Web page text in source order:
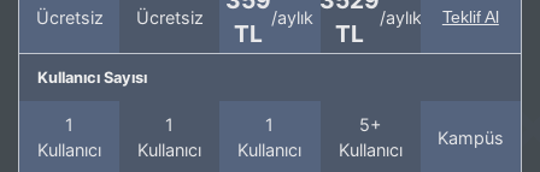
Ücretsiz Ücretsiz
TL
/aylık
TL
/aylık Teklif Al
Kullanıcı Sayısı
1
Kullanıcı
1
Kullanıcı
1
Kullanıcı
5+
Kullanıcı
Kampüs